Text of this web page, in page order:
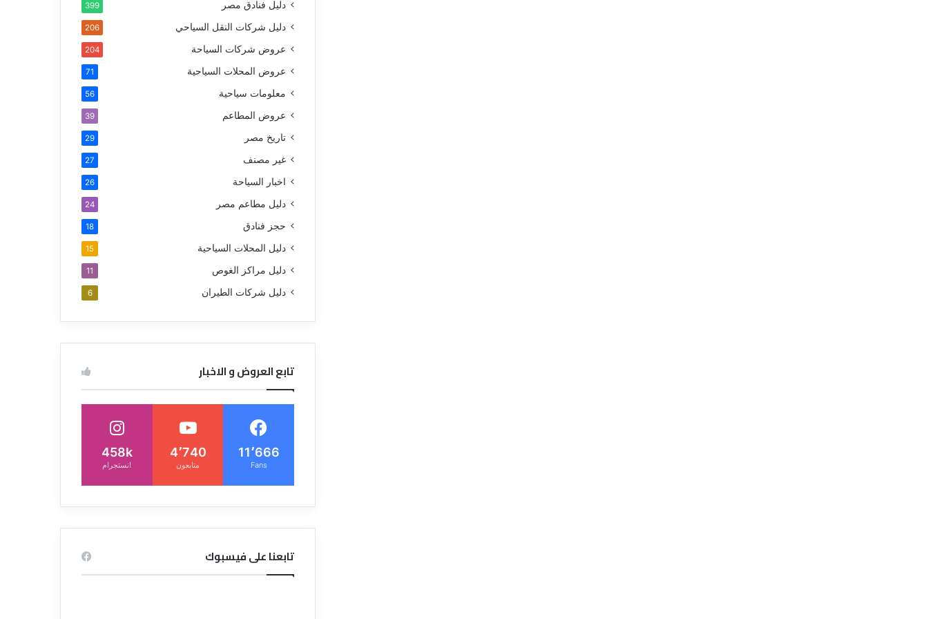
دليل فنادق مصر 399
دليل شركات النقل السياحي 206
عروض شركات السياحة 204
عروض المحلات السياحية 71
معلومات سياحية 56
عروض المطاعم 39
تاريخ مصر 29
غير مصنف 27
اخبار السياحة 26
دليل مطاعم مصر 24
حجز فنادق 18
دليل المحلات السياحية 15
دليل مراكز الغوص 11
دليل شركات الطيران 6
تابع العروض و الاخبار
11٬666
Fans
4٬740
متابعون
458k
انستجرام
تابعنا على فيسبوك